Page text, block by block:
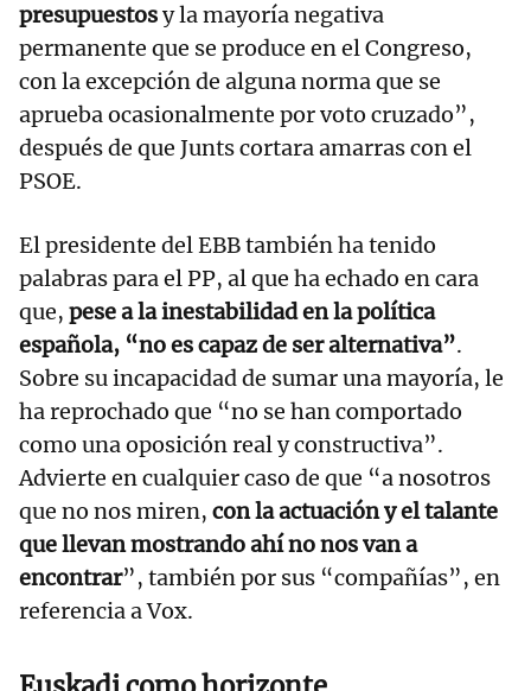
presupuestosy la mayoría negativa
permanente que se produce en el Congreso,
con la excepción de alguna norma que se
aprueba ocasionalmente por voto cruzado”,
después de que Junts cortara amarras con el
PSOE.
El presidente del EBB también ha tenido
palabras para el PP, al que ha echado en cara
que, pese a la inestabilidad en la política
española, “no es capaz de ser alternativa”.
Sobre su incapacidad de sumar una mayoría, le
ha reprochado que “no se han comportado
como una oposición real y constructiva”.
Advierte en cualquier caso de que “a nosotros
que no nos miren, con la actuación y el talante
que llevan mostrando ahí no nos van a
encontrar”, también por sus “compañías”, en
referencia a Vox.